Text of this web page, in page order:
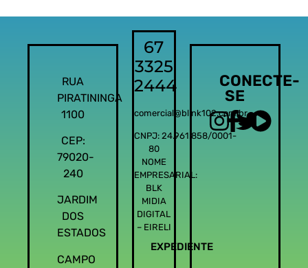
RUA
PIRATININGA
1100
CEP:
79020-
240
JARDIM
DOS
ESTADOS
CAMPO
67
3325
2444
comercial@blink102.com.br
CNPJ: 24.961.858/0001-
80
NOME
EMPRESARIAL:
BLK
MIDIA
DIGITAL
– EIRELI
EXPEDIENTE
CONECTE-
SE